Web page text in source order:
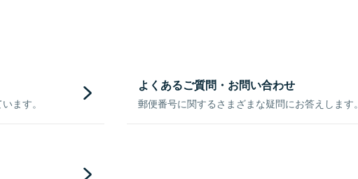
ます。
よくあるご質問・お問い合わせ
郵便番号に関するさまざまな疑問にお答えします。